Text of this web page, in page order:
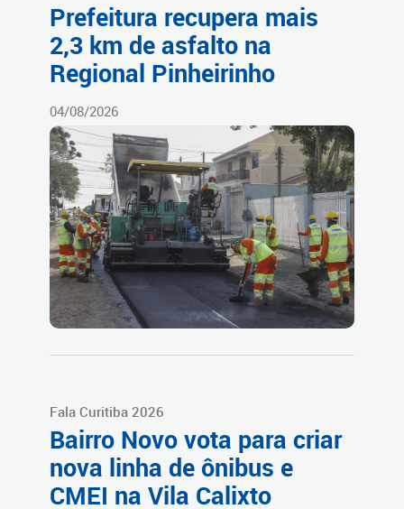
Prefeitura recupera mais
2,3 km de asfalto na
Regional Pinheirinho
04/08/2026
Fala Curitiba 2026
Bairro Novo vota para criar
nova linha de ônibus e
CMEI na Vila Calixto